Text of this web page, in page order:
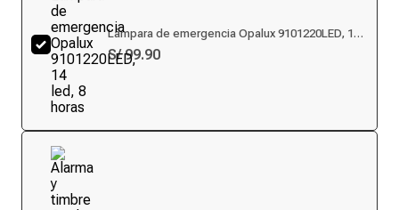
Lámpara de emergencia Opalux 9101220LED, 14
led, 8 horas
S/ 99.90